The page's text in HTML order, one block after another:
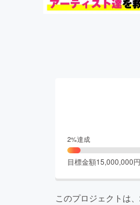
2%達成
目標金額15,000,000円
このプロジェクトは、